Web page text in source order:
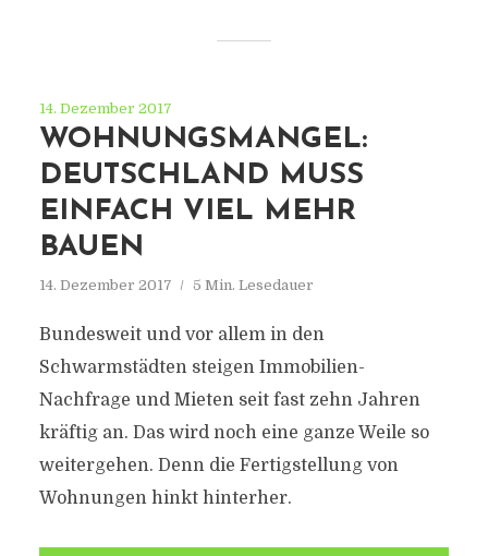
14. Dezember 2017
WOHNUNGSMANGEL:
DEUTSCHLAND MUSS
EINFACH VIEL MEHR
BAUEN
14. Dezember 2017 5 Min. Lesedauer
Bundesweit und vor allem in den
Schwarmstädten steigen Immobilien-
Nachfrage und Mieten seit fast zehn Jahren
kräftig an. Das wird noch eine ganze Weile so
weitergehen. Denn die Fertigstellung von
Wohnungen hinkt hinterher.